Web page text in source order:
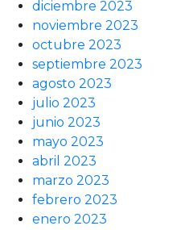
diciembre 2023
noviembre 2023
octubre 2023
septiembre 2023
agosto 2023
julio 2023
junio 2023
mayo 2023
abril 2023
marzo 2023
febrero 2023
enero 2023